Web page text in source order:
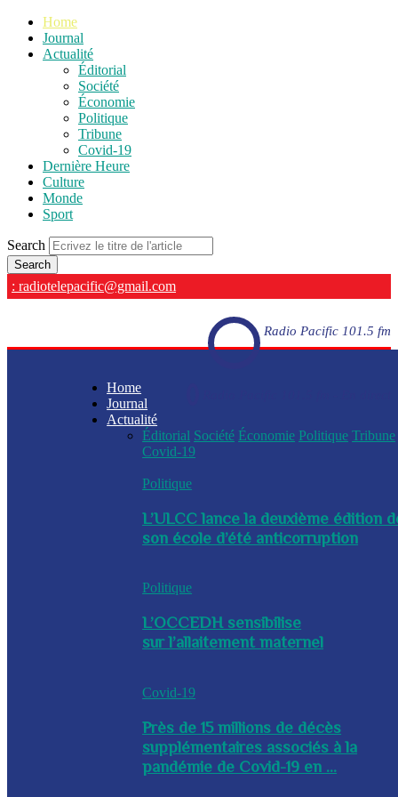
Home
Journal
Actualité
Éditorial
Société
Économie
Politique
Tribune
Covid-19
Dernière Heure
Culture
Monde
Sport
Search
: radiotelepacific@gmail.com
Radio Pacific 101.5 fm
Home
Journal
Actualité
Éditorial Société Économie Politique Tribune
Covid-19
Politique
L’ULCC lance la deuxième édition
son école d’été anticorruption
Politique
L’OCCEDH sensibilise
sur l’allaitement maternel
Covid-19
Près de 15 millions de décès
supplémentaires associés à la
pandémie de Covid-19 en ...